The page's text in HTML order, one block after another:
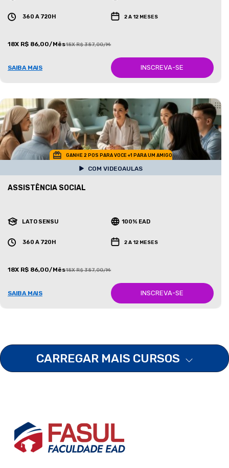
360 A 720H 2 A 12 MESES
18X R$ 86,00/Mês18X R$ 387,00/Mês
SAIBA MAIS INSCREVA-SE
GANHE 2 POS PARA VOCE +1 PARA UM AMIGO
COM VIDEOAULAS
ASSISTÊNCIA SOCIAL
LATO SENSU 100% EAD
360 A 720H 2 A 12 MESES
18X R$ 86,00/Mês18X R$ 387,00/Mês
SAIBA MAIS INSCREVA-SE
CARREGAR MAIS CURSOS